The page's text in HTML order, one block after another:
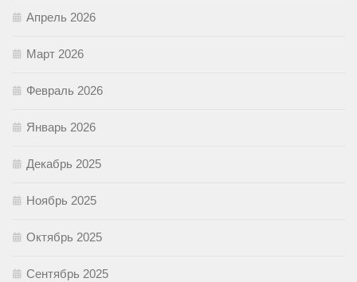
Апрель 2026
Март 2026
Февраль 2026
Январь 2026
Декабрь 2025
Ноябрь 2025
Октябрь 2025
Сентябрь 2025